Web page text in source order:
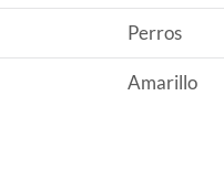
Perros
Amarillo